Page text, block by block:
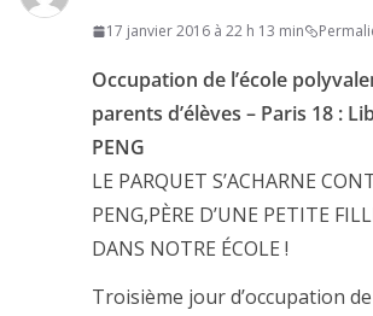
17 janvier 2016 à 22 h 13 min
Occupation de l’école
parents d’élèves – Paris 18 :
PENG
LE PARQUET S’ACHARNE
PENG,PÈRE D’UNE PETITE
DANS NOTRE ÉCOLE !
Troisième jour d’occupation de